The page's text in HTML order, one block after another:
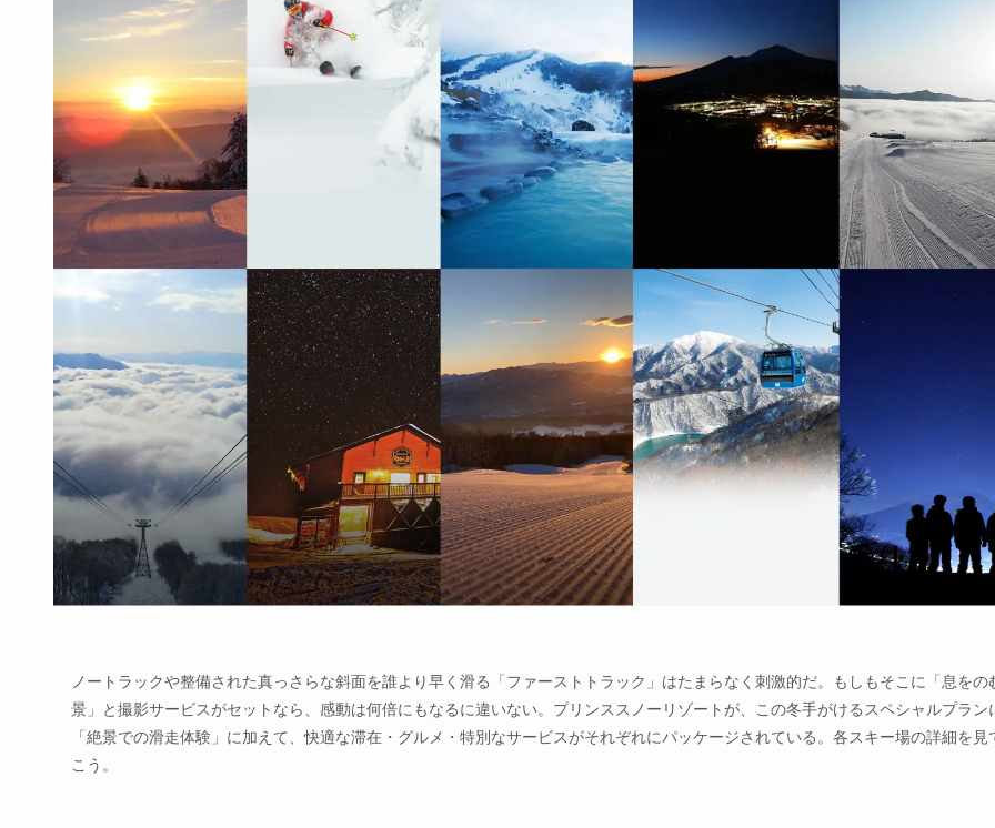
ノートラックや整備された真っさらな斜面を誰より早く滑る「ファーストトラック」はたまらなく刺激的だ。もしもそこに「息をの
景」と撮影サービスがセットなら、感動は何倍にもなるに違いない。プリンススノーリゾートが、この冬手がけるスペシャルプラン
「絶景での滑走体験」に加えて、快適な滞在・グルメ・特別なサービスがそれぞれにパッケージされている。各スキー場の詳細を見
こう。